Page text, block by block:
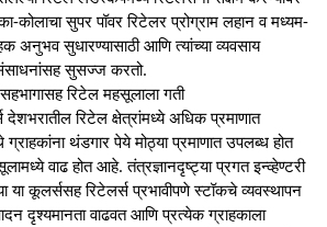
कोलाचा सुपर पॉवर रिटेलर प्रोग्राम लहान व मध्‍यम-
अनुभव सुधारण्‍यासाठी आणि त्‍यांच्‍या व्‍यवसाय
संसाधनांसह सुसज्‍ज करतो.
रिटेल महसूलाला गती
रिटेल क्षेत्रांमध्‍ये अधिक प्रमाणात
थंडगार पेये मोठ्या प्रमाणात उपलब्‍ध होत
वाढ होत आहे. तंत्रज्ञानदृष्‍ट्या प्रगत इन्‍व्‍हेण्‍टरी
कूलर्ससह रिटेलर्स प्रभावीपणे स्‍टॉकचे व्‍यवस्‍थापन
दृश्‍यमानता वाढवत आणि प्रत्‍येक ग्राहकाला